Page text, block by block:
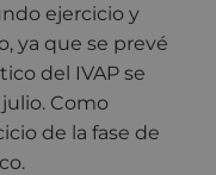
ejercicio y
ya que se prevé
del IVAP se
Como
de la fase de